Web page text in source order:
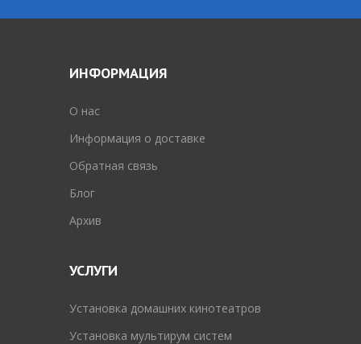
ИНФОРМАЦИЯ
O нас
Информация о доставке
Обратная связь
Блог
Архив
УСЛУГИ
Установка домашних кинотеатров
Установка мультирум систем